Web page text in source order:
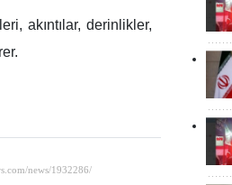
akıntılar, derinlikler,